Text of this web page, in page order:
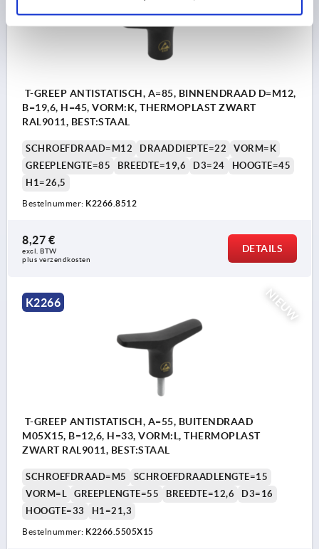
T-GREEP ANTISTATISCH, A=85, BINNENDRAAD D=M12,
B=19,6, H=45, VORM:K, THERMOPLAST ZWART
RAL9011, BEST:STAAL
SCHROEFDRAAD=M12 DRAADDIEPTE=22
VORM=K
GREEPLENGTE=85
BREEDTE=19,6 D3=24
HOOGTE=45
H1=26,5
Bestelnummer: K2266.8512
8,27 €
excl. BTW
plus verzendkosten
DETAILS
NIEUW
K2266
T-GREEP ANTISTATISCH, A=55, BUITENDRAAD
M05X15, B=12,6, H=33, VORM:L, THERMOPLAST
ZWART RAL9011, BEST:STAAL
SCHROEFDRAAD=M5
SCHROEFDRAADLENGTE=15
VORM=L
GREEPLENGTE=55 BREEDTE=12,6
D3=16
HOOGTE=33
H1=21,3
Bestelnummer: K2266.5505X15